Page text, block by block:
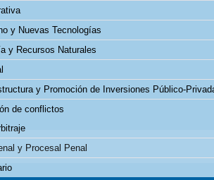
y Nuevas Tecnologías
y Recursos Naturales
y Promoción de Inversiones Público-
de conflictos
y Procesal Penal
décadas hemosacumulado una importante y
gratuita, a nuestro boletín ‘TYTL News’